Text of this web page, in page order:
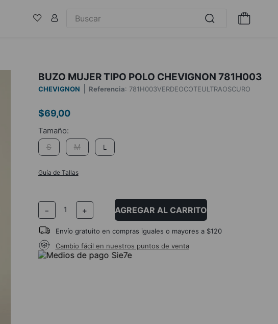
BUZO MUJER TIPO POLO CHEVIGNON 781H003
CHEVIGNON Referencia: 781H003VERDEOCOTEULTRAOSCURO
$69,00
S M L
Guía de Tallas
＋
－ AGREGAR AL CARRITO
Envío gratuito en compras iguales o mayores a $120
Cambio fácil en nuestros puntos de venta